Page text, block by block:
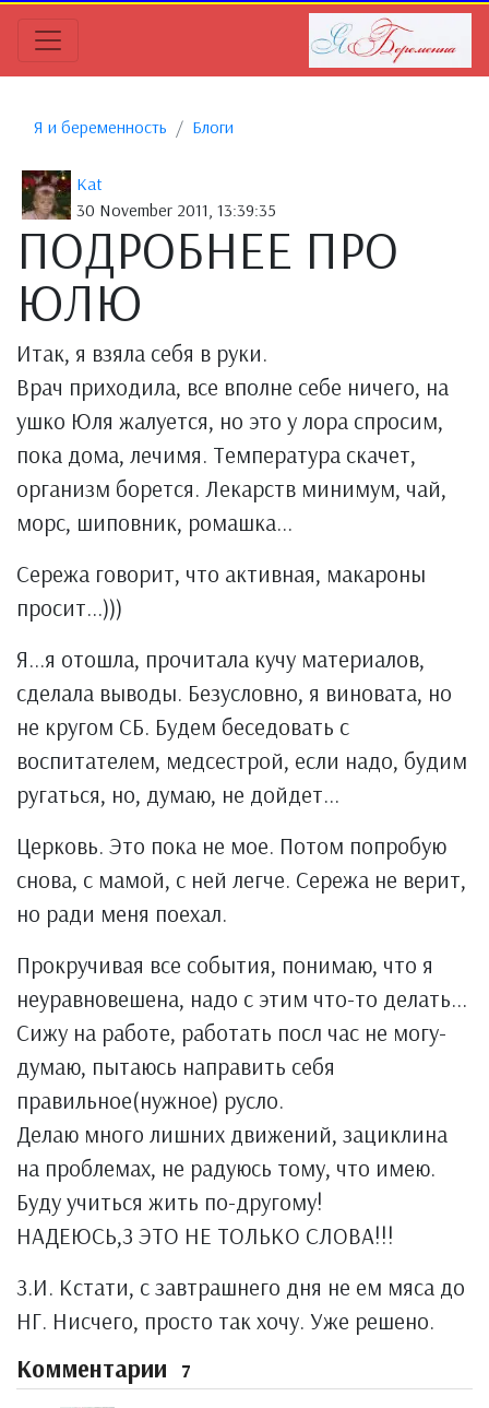
Я и беременность Блоги
Kat
30 November 2011, 13:39:35
ПОДРОБНЕЕ ПРО
ЮЛЮ
Итак, я взяла себя в руки.
Врач приходила, все вполне себе ничего, на
ушко Юля жалуется, но это у лора спросим,
пока дома, лечимя. Температура скачет,
организм борется. Лекарств минимум, чай,
морс, шиповник, ромашка...
Сережа говорит, что активная, макароны
просит...)))
Я...я отошла, прочитала кучу материалов,
сделала выводы. Безусловно, я виновата, но
не кругом СБ. Будем беседовать с
воспитателем, медсестрой, если надо, будим
ругаться, но, думаю, не дойдет...
Церковь. Это пока не мое. Потом попробую
снова, с мамой, с ней легче. Сережа не верит,
но ради меня поехал.
Прокручивая все события, понимаю, что я
неуравновешена, надо с этим что-то делать...
Сижу на работе, работать посл час не могу-
думаю, пытаюсь направить себя
правильное(нужное) русло.
Делаю много лишних движений, зациклина
на проблемах, не радуюсь тому, что имею.
Буду учиться жить по-другому!
НАДЕЮСЬ,З ЭТО НЕ ТОЛЬКО СЛОВА!!!
З.И. Кстати, с завтрашнего дня не ем мяса до
НГ. Нисчего, просто так хочу. Уже решено.
Комментарии 7